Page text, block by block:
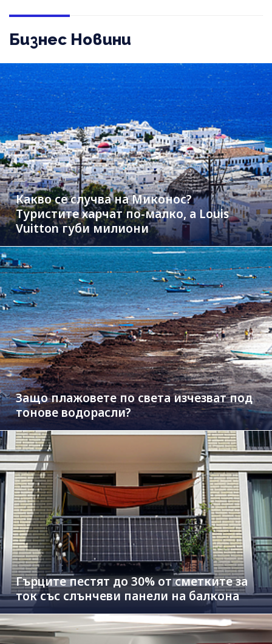
Бизнес Новини
Какво се случва на Миконос?
Туристите харчат по-малко, а Louis
Vuitton губи милиони
Защо плажовете по света изчезват под
тонове водорасли?
Гърците пестят до 30% от сметките за
ток със слънчеви панели на балкона